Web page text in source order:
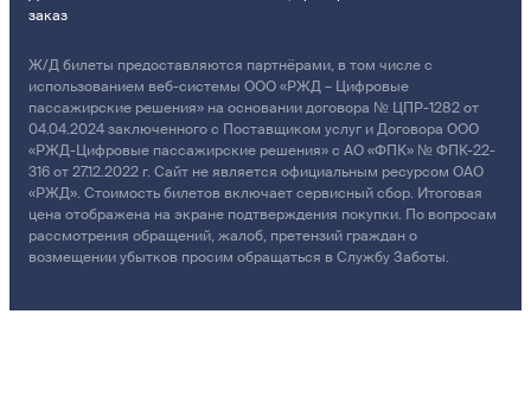
заказ
Ж/Д билеты предоставляются партнёрами, в том числе с
использованием веб-системы ООО «РЖД – Цифровые
пассажирские решения» на основании договора № ЦПР-1282 от
04.04.2024 заключенного с Поставщиком услуг и Договора ООО
«РЖД-Цифровые пассажирские решения» с АО «ФПК» № ФПК-22-
316 от 27.12.2022 г. Сайт не является официальным ресурсом ОАО
«РЖД». Стоимость билетов включает сервисный сбор. Итоговая
цена отображена на экране подтверждения покупки. По вопросам
рассмотрения обращений, жалоб, претензий граждан о
возмещении убытков просим обращаться в Службу Заботы.